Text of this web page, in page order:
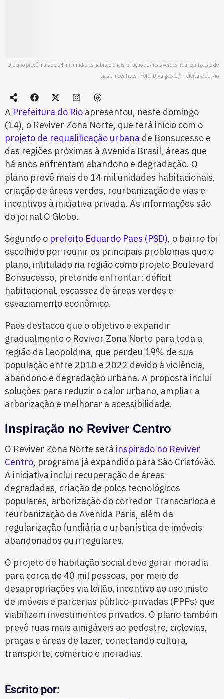
O plano prevê mais de 14 mil unidades habitacionais, criação de áreas verdes, reurbanização de
vias e incentivos - Foto: Divulgação / Prefeitura do Rio
A Prefeitura do Rio apresentou, neste domingo
(14), o Reviver Zona Norte, que terá início com o
projeto de requalificação urbana de Bonsucesso e
das regiões próximas à Avenida Brasil, áreas que
há anos enfrentam abandono e degradação. O
plano prevê mais de 14 mil unidades habitacionais,
criação de áreas verdes, reurbanização de vias e
incentivos à iniciativa privada. As informações são
do jornal O Globo.
Segundo o prefeito Eduardo Paes (PSD), o bairro foi
escolhido por reunir os principais problemas que o
plano, intitulado na região como projeto Boulevard
Bonsucesso, pretende enfrentar: déficit
habitacional, escassez de áreas verdes e
esvaziamento econômico.
Paes destacou que o objetivo é expandir
gradualmente o Reviver Zona Norte para toda a
região da Leopoldina, que perdeu 19% de sua
população entre 2010 e 2022 devido à violência,
abandono e degradação urbana. A proposta inclui
soluções para reduzir o calor urbano, ampliar a
arborização e melhorar a acessibilidade.
Inspiração no Reviver Centro
O Reviver Zona Norte será inspirado no Reviver
Centro, programa já expandido para São Cristóvão.
A iniciativa inclui recuperação de áreas
degradadas, criação de polos tecnológicos
populares, arborização do corredor Transcarioca e
reurbanização da Avenida Paris, além da
regularização fundiária e urbanística de imóveis
abandonados ou irregulares.
O projeto de habitação social deve gerar moradia
para cerca de 40 mil pessoas, por meio de
desapropriações via leilão, incentivo ao uso misto
de imóveis e parcerias público-privadas (PPPs) que
viabilizem investimentos privados. O plano também
prevê ruas mais amigáveis ao pedestre, ciclovias,
praças e áreas de lazer, conectando cultura,
transporte, comércio e moradias.
Escrito por: